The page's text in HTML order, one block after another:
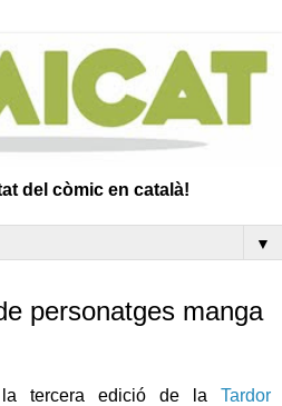
del còmic en català!
▼
personatges manga
tercera edició de la Tardor